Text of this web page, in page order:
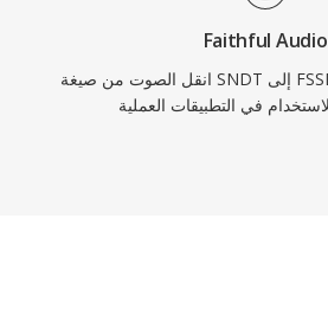
Faithful Audio
انقل الصوت من صيغة SNDT إلى FSSD — لتصبح تسجيلاتك